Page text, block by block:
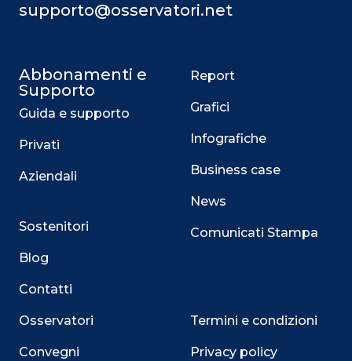
supporto@osservatori.net
Abbonamenti e
Supporto
Guida e supporto
Privati
Aziendali
Sostenitori
Blog
Contatti
Osservatori
Convegni
Report
Grafici
Infografiche
Business case
News
Comunicati Stampa
Termini e condizioni
Privacy policy